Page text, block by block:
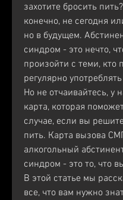
захотите бросить
конечно, не сегодня
но в будущем.
синдром - это нечто,
произойти с теми, кто
регулярно
Но не отчаивайтесь, у
карта, которая
случае, если вы
пить. Карта вызова
алкогольный
синдром - это то, что
В этой статье мы
все, что вам нужно